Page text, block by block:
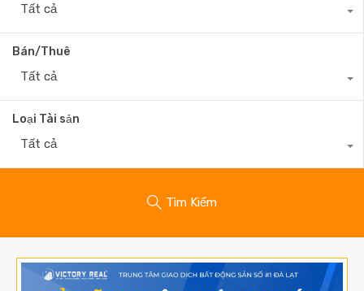
Tất cả
Bán/Thuê
Tất cả
Loại Tài sản
Tất cả
Tìm Kiếm